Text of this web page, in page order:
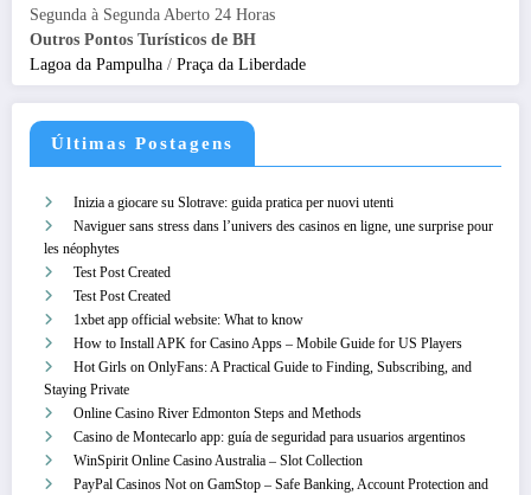
Segunda à Segunda Aberto 24 Horas
Outros Pontos Turísticos de BH
Lagoa da Pampulha / Praça da Liberdade
Últimas Postagens
Inizia a giocare su Slotrave: guida pratica per nuovi utenti
Naviguer sans stress dans l’univers des casinos en ligne, une surprise pour
les néophytes
Test Post Created
Test Post Created
1xbet app official website: What to know
How to Install APK for Casino Apps – Mobile Guide for US Players
Hot Girls on OnlyFans: A Practical Guide to Finding, Subscribing, and
Staying Private
Online Casino River Edmonton Steps and Methods
Casino de Montecarlo app: guía de seguridad para usuarios argentinos
WinSpirit Online Casino Australia – Slot Collection
PayPal Casinos Not on GamStop – Safe Banking, Account Protection and